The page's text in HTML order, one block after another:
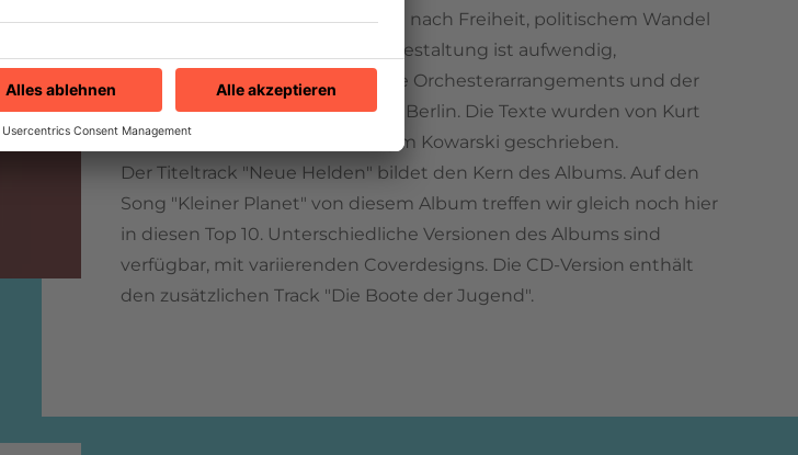
DDR. Es geht um die Sehnsucht nach Freiheit, politischem Wandel
und Frieden. Die musikalische Gestaltung ist aufwendig,
unterstrichen durch reichhaltige Orchesterarrangements und der
Mitwirkung des Rundfunkchors Berlin. Die Texte wurden von Kurt
Demmler unter dem Pseudonym Kowarski geschrieben.
Der Titeltrack "Neue Helden" bildet den Kern des Albums. Auf den
Song "Kleiner Planet" von diesem Album treffen wir gleich noch hier
in diesen Top 10. Unterschiedliche Versionen des Albums sind
verfügbar, mit variierenden Coverdesigns. Die CD-Version enthält
den zusätzlichen Track "Die Boote der Jugend".